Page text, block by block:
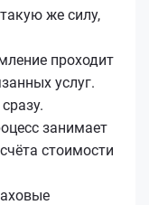
же силу,
проходит
услуг.
занимает
стоимости